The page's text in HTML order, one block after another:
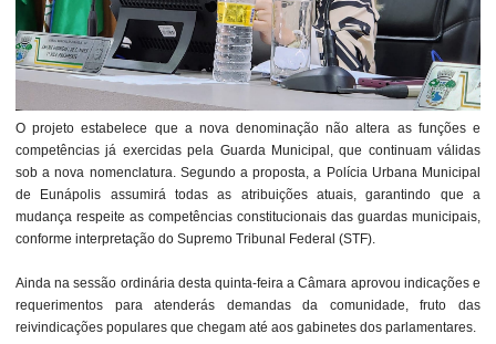
O projeto estabelece que a nova denominação não altera as funções e
competências já exercidas pela Guarda Municipal, que continuam válidas
sob a nova nomenclatura. Segundo a proposta, a Polícia Urbana Municipal
de Eunápolis assumirá todas as atribuições atuais, garantindo que a
mudança respeite as competências constitucionais das guardas municipais,
conforme interpretação do Supremo Tribunal Federal (STF).
Ainda na sessão ordinária desta quinta-feira a Câmara aprovou indicações e
requerimentos para atenderás demandas da comunidade, fruto das
reivindicações populares que chegam até aos gabinetes dos parlamentares.